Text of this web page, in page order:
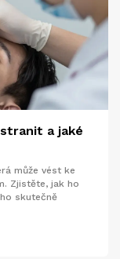
a jaké
může vést ke
Zjistěte, jak ho
skutečně